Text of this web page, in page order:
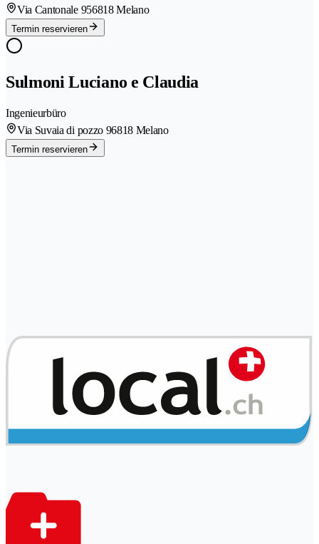
Via Cantonale 956818 Melano
Termin reservieren
Sulmoni Luciano e Claudia
Ingenieurbüro
Via Suvaia di pozzo 96818 Melano
Termin reservieren